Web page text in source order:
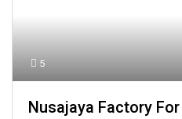
5
Nusajaya Factory